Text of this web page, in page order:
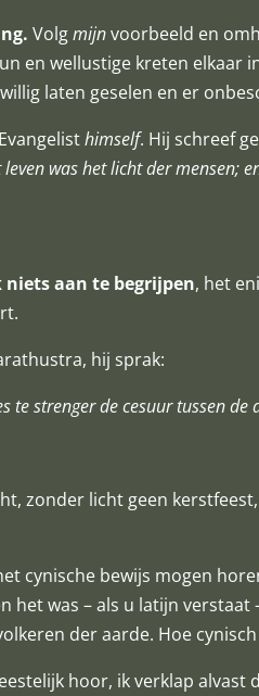
Volgmijnvoorbeeld en
en wellustige kreten
laten geselen en er
himself. Hij schreef
leven was het licht der mensen;
aan te begrijpen, het
hij sprak:
strenger de cesuur tussen
zonder licht geen
cynische bewijs mogen
het was – als u latijn
der aarde. Hoe
hoor, ik verklap